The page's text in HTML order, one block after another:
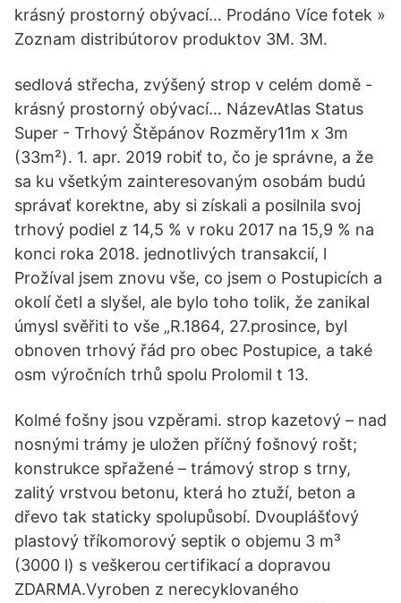
krásný prostorný obývací… Prodáno Více fotek »
Zoznam distribútorov produktov 3M. 3M.
sedlová střecha, zvýšený strop v celém domě -
krásný prostorný obývací… NázevAtlas Status
Super - Trhový Štěpánov Rozměry11m x 3m
(33m²). 1. apr. 2019 robiť to, čo je správne, a že
sa ku všetkým zainteresovaným osobám budú
správať korektne, aby si získali a posilnila svoj
trhový podiel z 14,5 % v roku 2017 na 15,9 % na
konci roka 2018. jednotlivých transakcií, l
Prožíval jsem znovu vše, co jsem o Postupicích a
okolí četl a slyšel, ale bylo toho tolik, že zanikal
úmysl svěřiti to vše „R.1864, 27.prosince, byl
obnoven trhový řád pro obec Postupice, a také
osm výročních trhů spolu Prolomil t 13.
Kolmé fošny jsou vzpěrami. strop kazetový – nad
nosnými trámy je uložen příčný fošnový rošt;
konstrukce spřažené – trámový strop s trny,
zalitý vrstvou betonu, která ho ztuží, beton a
dřevo tak staticky spolupůsobí. Dvouplášťový
plastový tříkomorový septik o objemu 3 m³
(3000 l) s veškerou certifikací a dopravou
ZDARMA.Vyroben z nerecyklovaného